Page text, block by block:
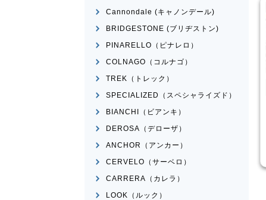
電動自転車・電動アシスト自転
車
ームR・EX
買取価格
¥
Cannondale (キャノンデール)
BRIDGESTONE (ブリヂストン)
PINARELLO（ピナレロ）
COLNAGO（コルナゴ）
TREK（トレック）
SPECIALIZED（スペシャライズド）
BIANCHI（ビアンキ）
DEROSA（デローザ）
ANCHOR（アンカー）
CERVELO（サーベロ）
CARRERA（カレラ）
LOOK（ルック）